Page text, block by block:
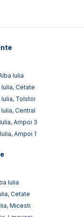
Iulia
Cetate
Tolstoi
Central
Ampoi 3
Ampoi 1
Iulia
Cetate
Micesti